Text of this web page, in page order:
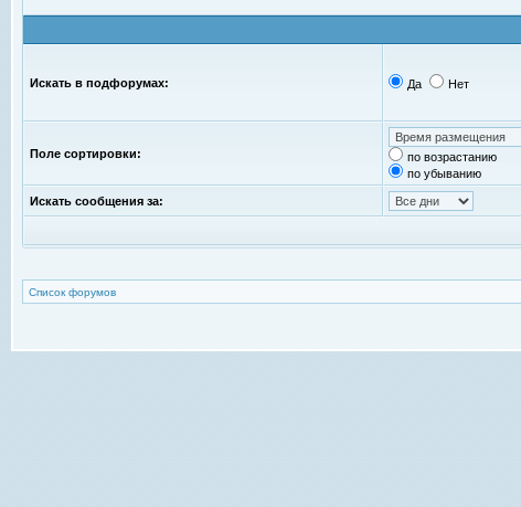
Искать в подфорумах: Да Нет
Поле сортировки:
по возрастанию
по убыванию
Искать сообщения за:
Список форумов